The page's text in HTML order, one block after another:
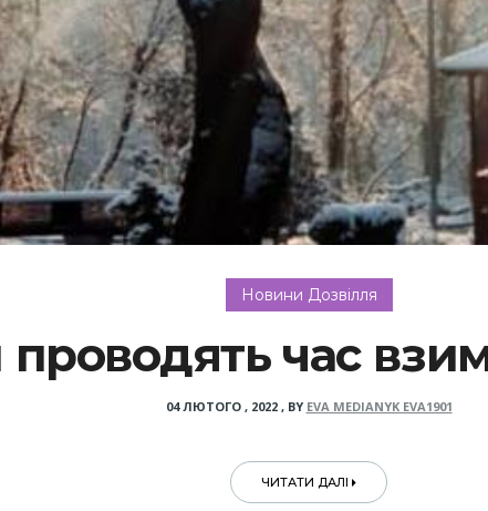
Новини Дозвілля
час
04 ЛЮТОГО , 2022, BY EVA MEDIANYK EVA1901
ЧИТАТИ ДАЛІ